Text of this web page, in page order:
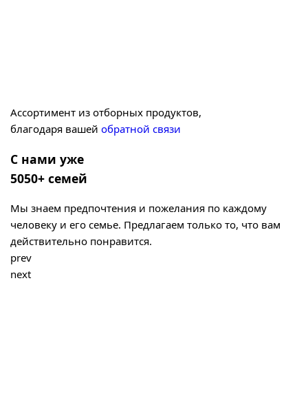
Ассортимент из отборных продуктов,
благодаря вашей обратной связи
С нами уже
5050+ семей
Мы знаем предпочтения и пожелания по каждому
человеку и его семье. Предлагаем только то, что вам
действительно понравится.
prev
next